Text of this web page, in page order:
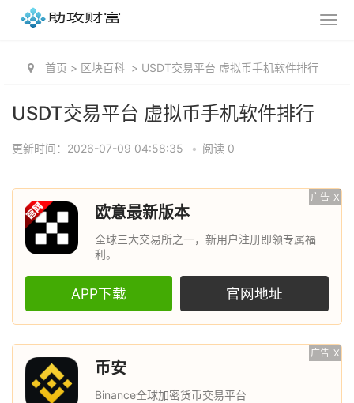
首页 > 区块百科 > USDT交易平台 虚拟币手机软件排行
USDT交易平台 虚拟币手机软件排行
更新时间：2026-07-09 04:58:35 • 阅读 0
广告 X
欧意最新版本
全球三大交易所之一，新用户注册即领专属福
利。
APP下载 官网地址
广告 X
币安
Binance全球加密货币交易平台